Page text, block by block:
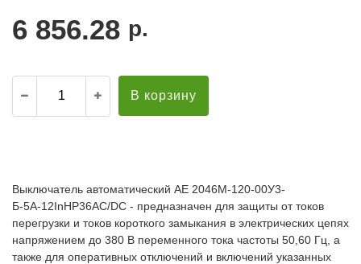
6 856.28 р.
В корзину
Выключатель автоматический АЕ 2046М-120-00У3-
Б-5А-12InНР36AC/DC - предназначен для защиты от токов
перегрузки и токов короткого замыкания в электрических цепях
напряжением до 380 В переменного тока частоты 50,60 Гц, а
также для оперативных отключений и включений указанных